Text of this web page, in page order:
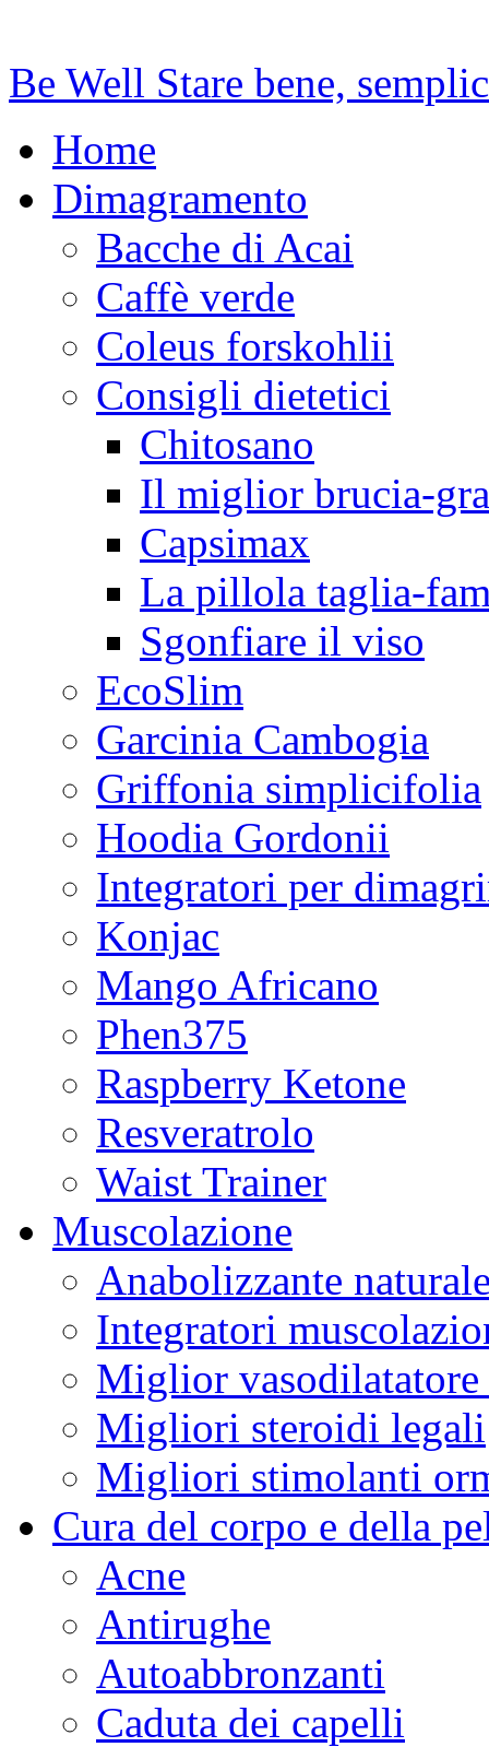
Be Well Stare bene,
Home
Dimagramento
Bacche di Acai
Caffè verde
Coleus forskohlii
Consigli dietetici
Chitosano
Il miglior brucia-
Capsimax
La pillola taglia-
Sgonfiare il viso
EcoSlim
Garcinia Cambogia
Griffonia simplicifolia
Hoodia Gordonii
Integratori per
Konjac
Mango Africano
Phen375
Raspberry Ketone
Resveratrolo
Waist Trainer
Muscolazione
Anabolizzante
Integratori
Miglior vasodilatatore
Migliori steroidi legali
Migliori stimolanti
Cura del corpo e della
Acne
Antirughe
Autoabbronzanti
Caduta dei capelli